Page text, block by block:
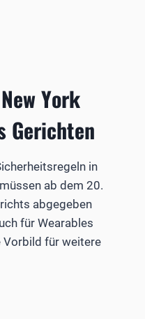
York
Gerichten
in
ab dem 20.
abgegeben
für Wearables
Vorbild für weitere